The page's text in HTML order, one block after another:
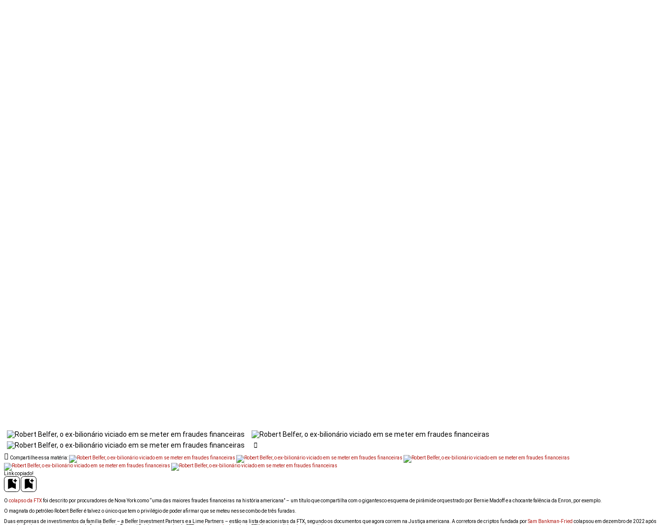
Compartilhe essa matéria:
Link copiado!
O colapso da FTXfoi descrito por procuradores de Nova York como “uma das maiores fraudes financeiras na história americana” – um título que compartilha com o gigantesco esquema de pirâmide orquestrado por Bernie Madoff e a chocante falência da Enron, por exemplo.
O magnata do petróleo Robert Belfer é talvez o único que tem o privilégio de poder afirmar que se meteu nesse combo de três furadas.
Duas empresas de investimentos da família Belfer – a Belfer Investment Partners e a Lime Partners – estão na lista de acionistas da FTX, segundo os documentos que agora correm na Justiça americana. A corretora de criptos fundada porSam Bankman-Fried colapsou em dezembro de 2022 após